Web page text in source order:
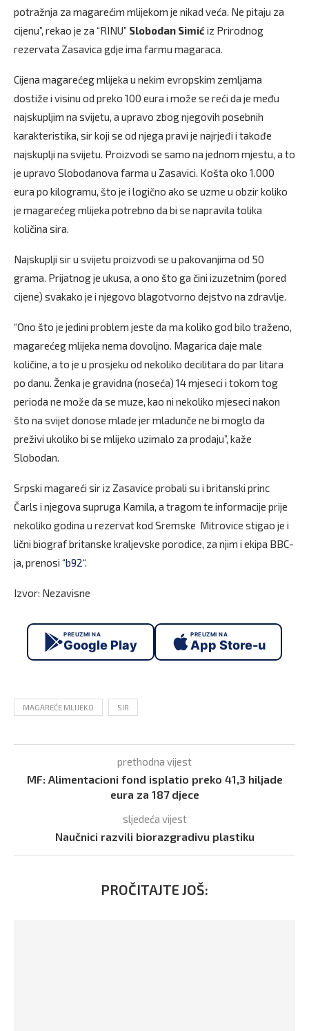
potražnja za magarećim mlijekom je nikad veća. Ne pitaju za
cijenu”, rekao je za “RINU” Slobodan Simić iz Prirodnog
rezervata Zasavica gdje ima farmu magaraca.
Cijena magarećeg mlijeka u nekim evropskim zemljama
dostiže i visinu od preko 100 eura i može se reći da je među
najskupljim na svijetu, a upravo zbog njegovih posebnih
karakteristika, sir koji se od njega pravi je najrjeđi i takođe
najskuplji na svijetu. Proizvodi se samo na jednom mjestu, a to
je upravo Slobodanova farma u Zasavici. Košta oko 1.000
eura po kilogramu, što je i logično ako se uzme u obzir koliko
je magarećeg mlijeka potrebno da bi se napravila tolika
količina sira.
Najskuplji sir u svijetu proizvodi se u pakovanjima od 50
grama. Prijatnog je ukusa, a ono što ga čini izuzetnim (pored
cijene) svakako je i njegovo blagotvorno dejstvo na zdravlje.
“Ono što je jedini problem jeste da ma koliko god bilo traženo,
magarećeg mlijeka nema dovoljno. Magarica daje male
količine, a to je u prosjeku od nekoliko decilitara do par litara
po danu. Ženka je gravidna (noseća) 14 mjeseci i tokom tog
perioda ne može da se muze, kao ni nekoliko mjeseci nakon
što na svijet donose mlade jer mladunče ne bi moglo da
preživi ukoliko bi se mlijeko uzimalo za prodaju”, kaže
Slobodan.
Srpski magareći sir iz Zasavice probali su i britanski princ
Čarls i njegova supruga Kamila, a tragom te informacije prije
nekoliko godina u rezervat kod Sremske Mitrovice stigao je i
lični biograf britanske kraljevske porodice, za njim i ekipa BBC-
ja, prenosi “b92“.
Izvor: Nezavisne
PREUZMI NA
Google Play
PREUZMI NA
App Store-u
MAGAREĆE MLIJEKO SIR
prethodna vijest
MF: Alimentacioni fond isplatio preko 41,3 hiljade
eura za 187 djece
sljedeća vijest
Naučnici razvili biorazgradivu plastiku
PROČITAJTE JOŠ: